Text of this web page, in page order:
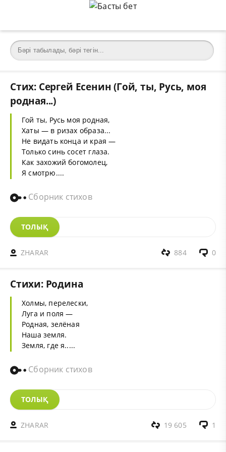
Стих: Сергей Есенин (Гой, ты, Русь, моя
родная...)
Гой ты, Русь моя родная,
Хаты — в ризах образа...
Не видать конца и края —
Только синь сосет глаза.
Как захожий богомолец,
Я смотрю....
Сборник стихов
ТОЛЫҚ
ZHARAR 0
884
Стихи: Родина
Холмы, перелески,
Луга и поля —
Родная, зелёная
Наша земля.
Земля, где я.....
Сборник стихов
ТОЛЫҚ
ZHARAR 1
19 605